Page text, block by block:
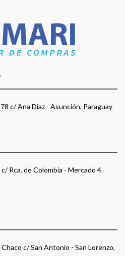
c/ Ana Diaz - Asunción, Paraguay
Rca. de Colombia - Mercado 4
c/ San Antonio - San Lorenzo,